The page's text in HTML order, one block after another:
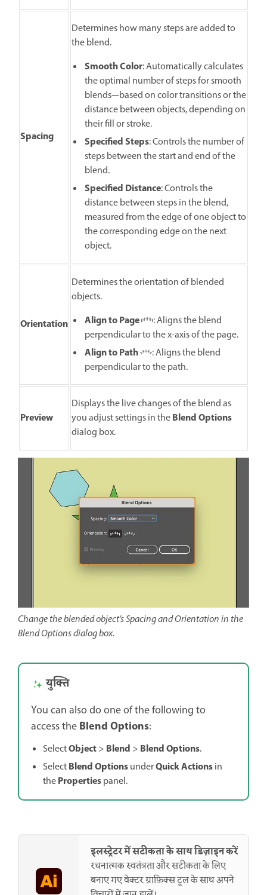
Spacing
Determines how many steps are added to
the blend.
Smooth Color: Automatically calculates
the optimal number of steps for smooth
blends—based on color transitions or the
distance between objects, depending on
their fill or stroke.
Specified Steps: Controls the number of
steps between the start and end of the
blend.
Specified Distance: Controls the
distance between steps in the blend,
measured from the edge of one object to
the corresponding edge on the next
object.
Orientation
Determines the orientation of blended
objects.
Align to Page
: Aligns the blend
perpendicular to the x-axis of the page.
Align to Path
: Aligns the blend
perpendicular to the path.
Preview
Displays the live changes of the blend as
you adjust settings in theBlend Options
dialog box.
Change the blended object’s Spacing and Orientation in the
Blend Options dialog box.
युक्ति
You can also do one of the following to
access theBlend Options:
SelectObject> Blend > Blend Options.
SelectBlend OptionsunderQuick Actionsin
thePropertiespanel.
इलस्ट्रेटर में सटीकता के साथ डिज़ाइन करें
रचनात्मक स्वतंत्रता और सटीकता के लिए
बनाए गए वेक्टर ग्राफ़िक्स टूल के साथ अपने